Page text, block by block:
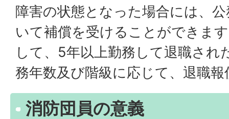
障害の状態となった場合には、
いて補償を受けることができま
して、5年以上勤務して退職され
務年数及び階級に応じて、退職
消防団員の意義